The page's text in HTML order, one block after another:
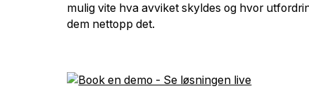
mulig vite hva avviket skyldes og hvor
dem nettopp det.